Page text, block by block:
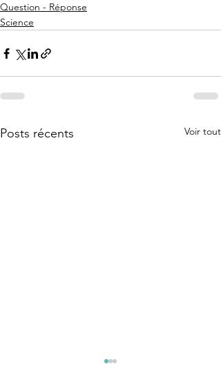
Question - Réponse
Science
Posts récents Voir tout